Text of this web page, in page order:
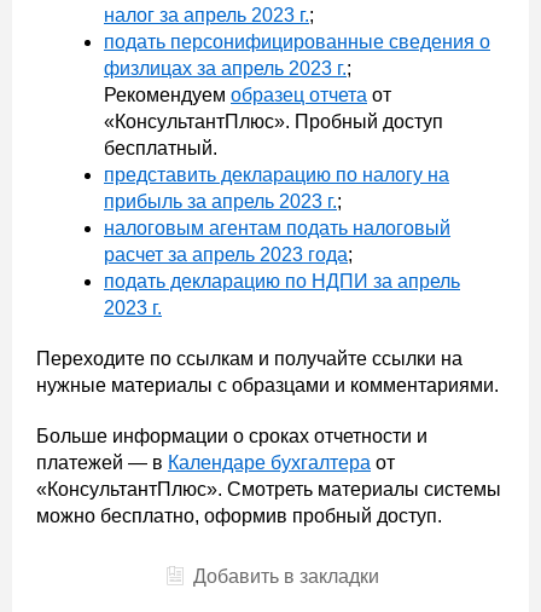
налог за апрель 2023 г.;
подать персонифицированные сведения о
физлицах за апрель 2023 г.;
Рекомендуем образец отчета от
«КонсультантПлюс». Пробный доступ
бесплатный.
представить декларацию по налогу на
прибыль за апрель 2023 г.;
налоговым агентам подать налоговый
расчет за апрель 2023 года;
подать декларацию по НДПИ за апрель
2023 г.
Переходите по ссылкам и получайте ссылки на
нужные материалы с образцами и комментариями.
Больше информации о сроках отчетности и
платежей — в Календаре бухгалтера от
«КонсультантПлюс». Смотреть материалы системы
можно бесплатно, оформив пробный доступ.
Добавить в закладки